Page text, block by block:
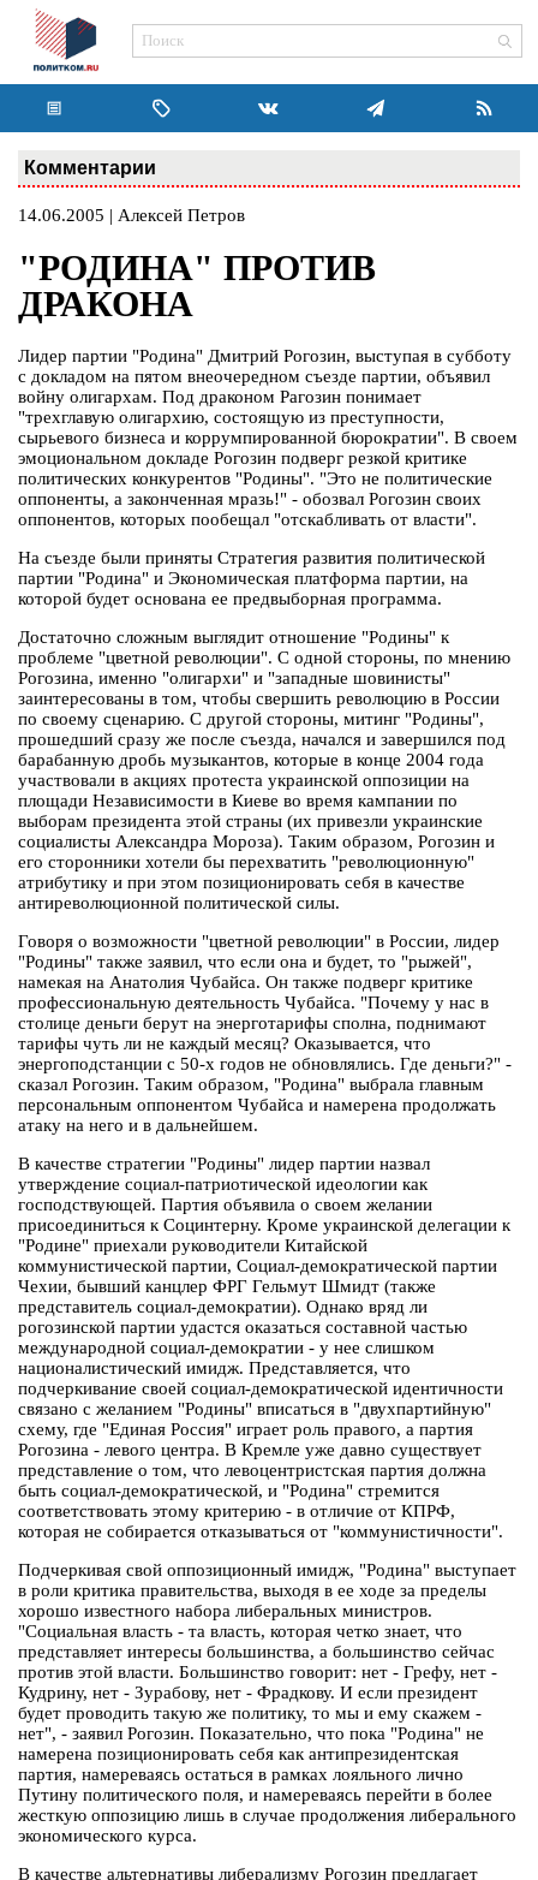
Комментарии
14.06.2005 | Алексей Петров
"РОДИНА" ПРОТИВ
ДРАКОНА
Лидер партии "Родина" Дмитрий Рогозин, выступая в субботу
с докладом на пятом внеочередном съезде партии, объявил
войну олигархам. Под драконом Рагозин понимает
"трехглавую олигархию, состоящую из преступности,
сырьевого бизнеса и коррумпированной бюрократии". В своем
эмоциональном докладе Рогозин подверг резкой критике
политических конкурентов "Родины". "Это не политические
оппоненты, а законченная мразь!" - обозвал Рогозин своих
оппонентов, которых пообещал "отскабливать от власти".
На съезде были приняты Стратегия развития политической
партии "Родина" и Экономическая платформа партии, на
которой будет основана ее предвыборная программа.
Достаточно сложным выглядит отношение "Родины" к
проблеме "цветной революции". С одной стороны, по мнению
Рогозина, именно "олигархи" и "западные шовинисты"
заинтересованы в том, чтобы свершить революцию в России
по своему сценарию. С другой стороны, митинг "Родины",
прошедший сразу же после съезда, начался и завершился под
барабанную дробь музыкантов, которые в конце 2004 года
участвовали в акциях протеста украинской оппозиции на
площади Независимости в Киеве во время кампании по
выборам президента этой страны (их привезли украинские
социалисты Александра Мороза). Таким образом, Рогозин и
его сторонники хотели бы перехватить "революционную"
атрибутику и при этом позиционировать себя в качестве
антиреволюционной политической силы.
Говоря о возможности "цветной революции" в России, лидер
"Родины" также заявил, что если она и будет, то "рыжей",
намекая на Анатолия Чубайса. Он также подверг критике
профессиональную деятельность Чубайса. "Почему у нас в
столице деньги берут на энерготарифы сполна, поднимают
тарифы чуть ли не каждый месяц? Оказывается, что
энергоподстанции с 50-х годов не обновлялись. Где деньги?" -
сказал Рогозин. Таким образом, "Родина" выбрала главным
персональным оппонентом Чубайса и намерена продолжать
атаку на него и в дальнейшем.
В качестве стратегии "Родины" лидер партии назвал
утверждение социал-патриотической идеологии как
господствующей. Партия объявила о своем желании
присоединиться к Социнтерну. Кроме украинской делегации к
"Родине" приехали руководители Китайской
коммунистической партии, Социал-демократической партии
Чехии, бывший канцлер ФРГ Гельмут Шмидт (также
представитель социал-демократии). Однако вряд ли
рогозинской партии удастся оказаться составной частью
международной социал-демократии - у нее слишком
националистический имидж. Представляется, что
подчеркивание своей социал-демократической идентичности
связано с желанием "Родины" вписаться в "двухпартийную"
схему, где "Единая Россия" играет роль правого, а партия
Рогозина - левого центра. В Кремле уже давно существует
представление о том, что левоцентристская партия должна
быть социал-демократической, и "Родина" стремится
соответствовать этому критерию - в отличие от КПРФ,
которая не собирается отказываться от "коммунистичности".
Подчеркивая свой оппозиционный имидж, "Родина" выступает
в роли критика правительства, выходя в ее ходе за пределы
хорошо известного набора либеральных министров.
"Социальная власть - та власть, которая четко знает, что
представляет интересы большинства, а большинство сейчас
против этой власти. Большинство говорит: нет - Грефу, нет -
Кудрину, нет - Зурабову, нет - Фрадкову. И если президент
будет проводить такую же политику, то мы и ему скажем -
нет", - заявил Рогозин. Показательно, что пока "Родина" не
намерена позиционировать себя как антипрезидентская
партия, намереваясь остаться в рамках лояльного лично
Путину политического поля, и намереваясь перейти в более
жесткую оппозицию лишь в случае продолжения либерального
экономического курса.
В качестве альтернативы либерализму Рогозин предлагает